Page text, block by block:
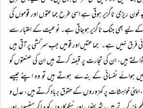
خون ریزی ناگزیر ہوتی ہے اسی طرح جماعتوں اور قوموں کی
کے لیے بھی جنگ ناگزیر ہوجاتی ہے۔ نوعیت کے اعتبار سے
کوئی فرق نہیں ہے۔ جماعتیں اور قومیں جب سرکشی پر آتی ہیں
ہیں، ان کی تجارت پر قبضہ کرتے ہیں ان کی صنعتوں کو
ہوائے نفسانی کے بندے ہوتے ہیں تو وہ اپنے جیسے
اپنی خواہشات پر کمزوروں کے حقوق برباد کرتے ہیں، عدل و